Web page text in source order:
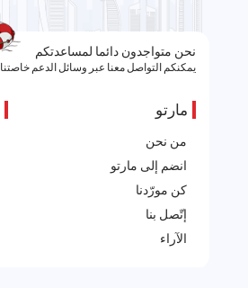
نحن متواجدون دائما لمساعدتكم
يمكنكم التواصل معنا عبر وسائل الدعم خاصتنا
مارتو
من نحن
انضم إلى مارتو
كن مورّدنا
إتّصل بنا
الآراء